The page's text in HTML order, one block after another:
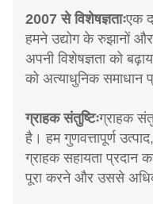
2007 से विशेषज्ञताःएक
हमने उद्योग के रुझानों
अपनी विशेषज्ञता को
को अत्याधुनिक समाधान
ग्राहक संतुष्टिःग्राहक
है। हम गुणवत्तापूर्ण
ग्राहक सहायता प्रदान
पूरा करने और उससे